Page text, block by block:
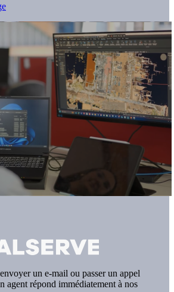
un e-mail ou passer un appel
agent répond immédiatement à nos